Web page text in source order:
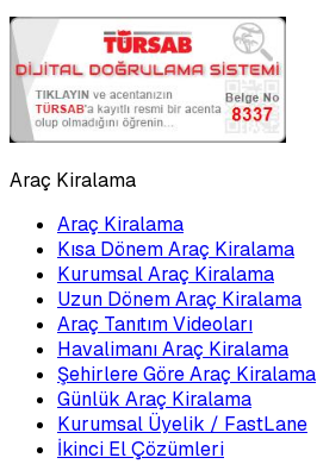
Araç Kiralama
Araç Kiralama
Kısa Dönem Araç Kiralama
Kurumsal Araç Kiralama
Uzun Dönem Araç Kiralama
Araç Tanıtım Videoları
Havalimanı Araç Kiralama
Şehirlere Göre Araç Kiralama
Günlük Araç Kiralama
Kurumsal Üyelik / FastLane
İkinci El Çözümleri